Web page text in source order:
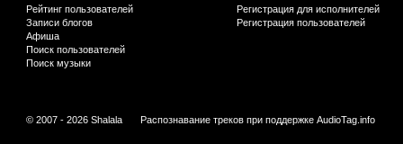
Рейтинг пользователей
Записи блогов
Афиша
Поиск пользователей
Поиск музыки
Регистрация для исполнителей
Регистрация пользователей
© 2007 - 2026 Shalala Распознавание треков при поддержке AudioTag.info